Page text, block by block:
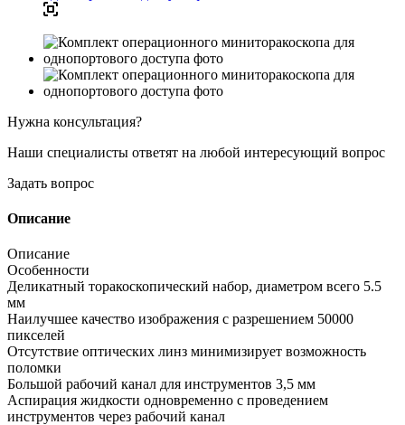
Нужна консультация?
Наши специалисты ответят на любой интересующий вопрос
Задать вопрос
Описание
Описание
Особенности
Деликатный торакоскопический набор, диаметром всего 5.5
мм
Наилучшее качество изображения с разрешением 50000
пикселей
Отсутствие оптических линз минимизирует возможность
поломки
Большой рабочий канал для инструментов 3,5 мм
Аспирация жидкости одновременно с проведением
инструментов через рабочий канал